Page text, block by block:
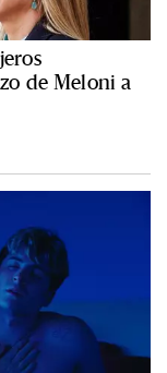
de Meloni a